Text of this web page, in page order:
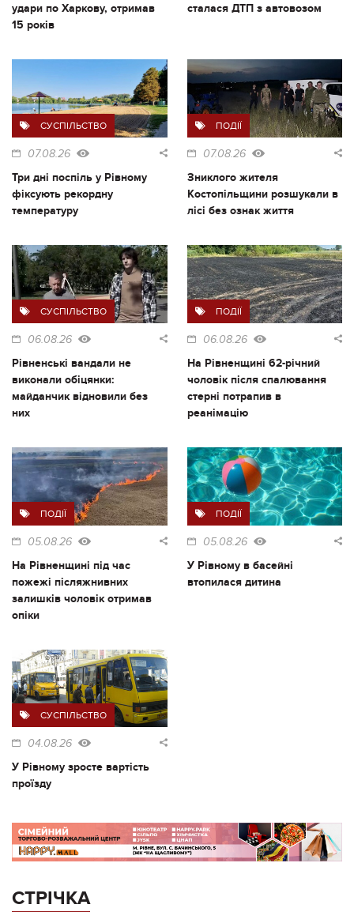
удари по Харкову, отримав
15 років
сталася ДТП з автовозом
СУСПІЛЬСТВО
07.08.26
Три дні поспіль у Рівному
фіксують рекордну
температуру
ПОДІЇ
07.08.26
Зниклого жителя
Костопільщини розшукали в
лісі без ознак життя
СУСПІЛЬСТВО
06.08.26
Рівненські вандали не
виконали обіцянки:
майданчик відновили без
них
ПОДІЇ
06.08.26
На Рівненщині 62-річний
чоловік після спалювання
стерні потрапив в
реанімацію
ПОДІЇ
05.08.26
На Рівненщині під час
пожежі післяжнивних
залишків чоловік отримав
опіки
ПОДІЇ
05.08.26
У Рівному в басейні
втопилася дитина
СУСПІЛЬСТВО
04.08.26
У Рівному зросте вартість
проїзду
СТРІЧКА